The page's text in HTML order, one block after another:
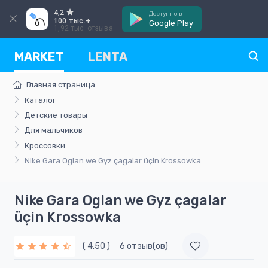
4,2
100 тыс.+
1,92 тыс. отзыва
Доступно в
Google Play
MARKET LENTA
Главная страница
Каталог
Детские товары
Для мальчиков
Кроссовки
Nike Gara Oglan we Gyz çagalar üçin Krossowka
Nike Gara Oglan we Gyz çagalar
üçin Krossowka
( 4.50 ) 6 отзыв(ов)